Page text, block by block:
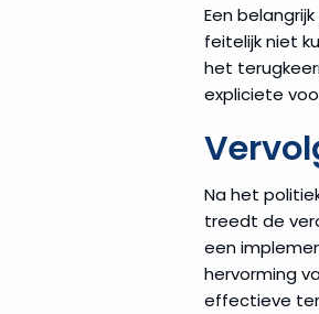
Een
feitelijk niet
het
expliciete
Na het
treedt de
een
hervorming
effectieve